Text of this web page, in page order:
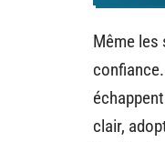
Même les
clair,